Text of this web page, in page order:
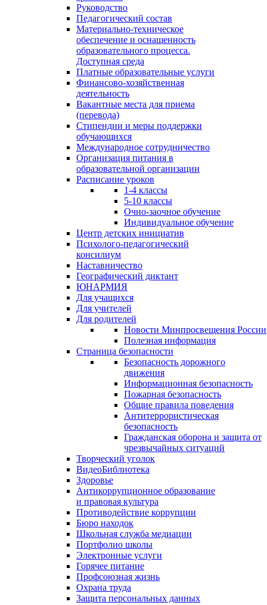
Руководство
Педагогический состав
Материально-техническое
обеспечение и оснащенность
образовательного процесса.
Доступная среда
Платные образовательные услуги
Финансово-хозяйственная
деятельность
Вакантные места для приема
(перевода)
Стипендии и меры поддержки
обучающихся
Международное сотрудничество
Организация питания в
образовательной организации
Расписание уроков
1-4 классы
5-10 классы
Очно-заочное обучение
Индивидуальное обучение
Центр детских инициатив
Психолого-педагогический
консилиум
Наставничество
Географический диктант
ЮНАРМИЯ
Для учащихся
Для учителей
Для родителей
Новости Минпросвещения России
Полезная информация
Страница безопасности
Безопасность дорожного
движения
Информационная безопасность
Пожарная безопасность
Общие правила поведения
Антитеррористическая
безопасность
Гражданская оборона и защита от
чрезвычайных ситуаций
Творческий уголок
ВидеоБиблиотека
Здоровье
Антикоррупционное образование
и правовая культура
Противодействие коррупции
Бюро находок
Школьная служба медиации
Портфолио школы
Электронные услуги
Горячее питание
Профсоюзная жизнь
Охрана труда
Защита персональных данных